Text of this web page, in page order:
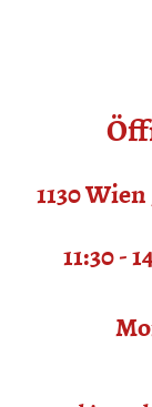
1130
11:30 -